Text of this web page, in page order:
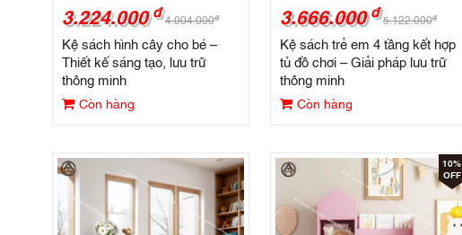
3.224.000 đ 4.004.000đ
Kệ sách hình cây cho bé –
Thiết kế sáng tạo, lưu trữ
thông minh
Còn hàng
3.666.000 đ 5.122.000đ
Kệ sách trẻ em 4 tầng kết hợp
tủ đồ chơi – Giải pháp lưu trữ
thông minh
Còn hàng
10%
OFF